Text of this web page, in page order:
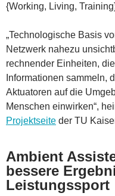
{Working, Living,
„Technologische Basis
Netzwerk nahezu
rechnender Einheiten,
Informationen sammeln,
Aktuatoren auf die
Menschen einwirken“,
Projektseite der TU
Ambient
bessere
Leistungssport